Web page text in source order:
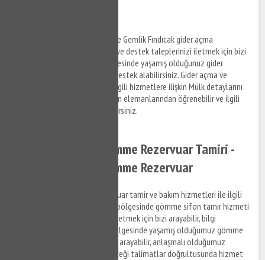
Gemlik Fındıcak lavabo açma ve Gemlik Fındıcak gider açma
hizmetleri ile ilgili bilgi almak ve destek taleplerinizi iletmek için bizi
arayabilir, Gemlik Fındıcak bölgesinde yaşamış olduğunuz gider
tıkanıklık problemleri ile ilgili destek alabilirsiniz. Gider açma ve
tıkanıklık açma hizmetleri ve ilgili hizmetlere ilişkin Mülk detaylarını
anlaşmalı olduğumuz firmaların elemanlarından öğrenebilir ve ilgili
hizmetler hakkında bilgi alabilirsiniz.
Gemlik Fındıcak Gömme Rezervuar Tamiri -
Gemlik Fındıcak Gömme Rezervuar
Gemlik Fındıcak gömme rezervuar tamir ve bakım hizmetleri ile ilgili
bilgi almak ve Gemlik Fındıcak bölgesinde gömme sifon tamir hizmeti
hakkında destek taleplerinizi iletmek için bizi arayabilir, bilgi
alabilirsiniz. Gemlik Fındıcak bölgesinde yaşamış olduğumuz gömme
rezervuar sorunları ile ilgili bizi arayabilir, anlaşmalı olduğumuz
firmaların personellerinin vereceği talimatlar doğrultusunda hizmet